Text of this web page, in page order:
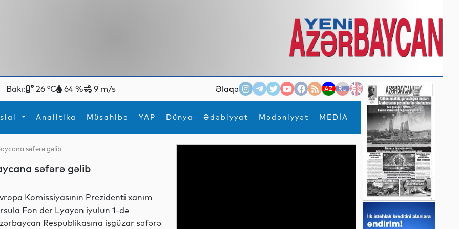
Bakı: 26 °C 64 % 9 m/s Əlaqə AZ RU EN
Analitika Müsahibə YAP Dünya Ədəbiyyat Mədəniyyət MEDİA
×
İdman Yeni texnologiyalar
səfərə gəlib
səfərə gəlib
Komissiyasının Prezidenti xanım
Fon der Lyayen iyulun 1-də
Respublikasına işgüzar səfərə